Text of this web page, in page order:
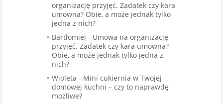
organizację przyjęć. Zadatek czy kara
umowna? Obie, a może jednak tylko
jedna z nich?
Bartłomiej - Umowa na organizację
przyjęć. Zadatek czy kara umowna?
Obie, a może jednak tylko jedna z
nich?
Wioleta - Mini cukiernia w Twojej
domowej kuchni – czy to naprawdę
możliwe?